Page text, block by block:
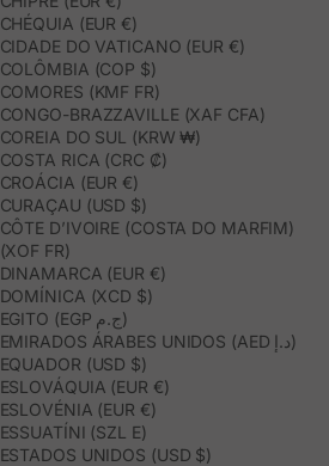
CHÉQUIA (EUR €)
CIDADE DO VATICANO (EUR €)
COLÔMBIA (COP $)
COMORES (KMF FR)
CONGO-BRAZZAVILLE (XAF CFA)
COREIA DO SUL (KRW ₩)
COSTA RICA (CRC ₡)
CROÁCIA (EUR €)
CURAÇAU (USD $)
CÔTE D’IVOIRE (COSTA DO MARFIM)
(XOF FR)
DINAMARCA (EUR €)
DOMÍNICA (XCD $)
EGITO (EGP ج.م)
EMIRADOS ÁRABES UNIDOS (AED د.إ)
EQUADOR (USD $)
ESLOVÁQUIA (EUR €)
ESLOVÉNIA (EUR €)
ESSUATÍNI (SZL E)
ESTADOS UNIDOS (USD $)